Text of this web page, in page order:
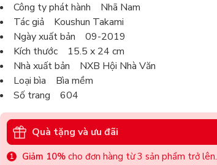
Công ty phát hành Nhã Nam
Tác giả Koushun Takami
Ngày xuất bản 09-2019
Kích thước 15.5 x 24 cm
Nhà xuất bản NXB Hội Nhà Văn
Loại bìa Bìa mềm
Số trang 604
Quà tặng và ưu đãi
Giảm 10% cho đơn hàng từ 3 sản phẩm trở lên.